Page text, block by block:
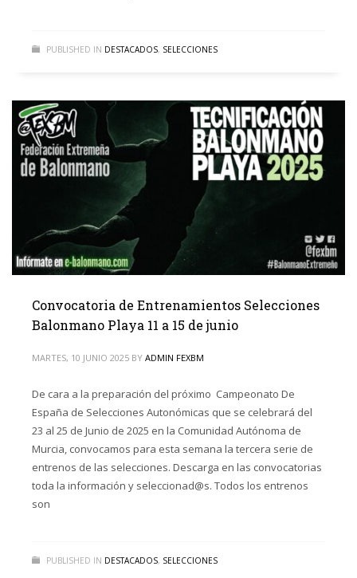
PUBLISHED IN DESTACADOS, SELECCIONES
Convocatoria de Entrenamientos Selecciones
Balonmano Playa 11 a 15 de junio
MARTES, 10 JUNIO 2025 BY ADMIN FEXBM
De cara a la preparación del próximo Campeonato De
España de Selecciones Autonómicas que se celebrará del
23 al 25 de Junio de 2025 en la Comunidad Autónoma de
Murcia, convocamos para esta semana la tercera serie de
entrenos de las selecciones. Descarga en las convocatorias
toda la información y seleccionad@s. Todos los entrenos
son
PUBLISHED IN DESTACADOS, SELECCIONES